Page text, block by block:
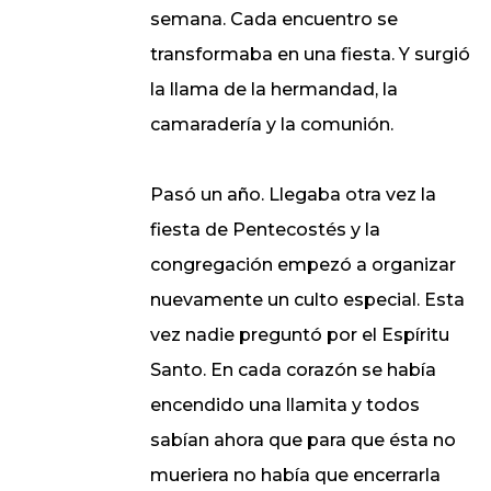
semana. Cada encuentro se
transformaba en una fiesta. Y surgió
la llama de la hermandad, la
camaradería y la comunión.
Pasó un año. Llegaba otra vez la
fiesta de Pentecostés y la
congregación empezó a organizar
nuevamente un culto especial. Esta
vez nadie preguntó por el Espíritu
Santo. En cada corazón se había
encendido una llamita y todos
sabían ahora que para que ésta no
mueriera no había que encerrarla